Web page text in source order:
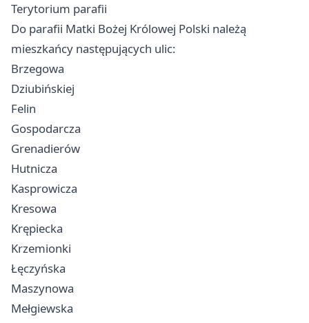
Terytorium parafii
Do parafii Matki Bożej Królowej Polski należą
mieszkańcy następujących ulic:
Brzegowa
Dziubińskiej
Felin
Gospodarcza
Grenadierów
Hutnicza
Kasprowicza
Kresowa
Krępiecka
Krzemionki
Łęczyńska
Maszynowa
Mełgiewska